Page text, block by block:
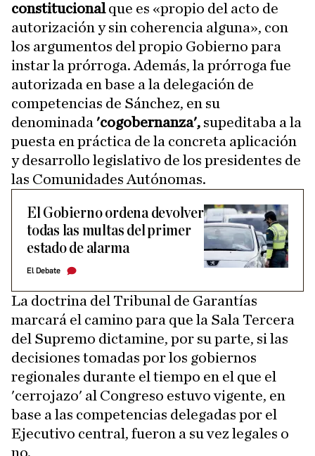
constitucionalque es «propio del acto de
autorización y sin coherencia alguna», con
los argumentos del propio Gobierno para
instar la prórroga. Además, la prórroga fue
autorizada en base a la delegación de
competencias de Sánchez, en su
denominada 'cogobernanza', supeditaba a la
puesta en práctica de la concreta aplicación
y desarrollo legislativo de los presidentes de
las Comunidades Autónomas.
El Gobierno ordena devolver
todas las multas del primer
estado de alarma
El Debate
La doctrina del Tribunal de Garantías
marcará el camino para que la Sala Tercera
del Supremo dictamine, por su parte, si las
decisiones tomadas por los gobiernos
regionales durante el tiempo en el que el
'cerrojazo' al Congreso estuvo vigente, en
base a las competencias delegadas por el
Ejecutivo central, fueron a su vez legales o
no.